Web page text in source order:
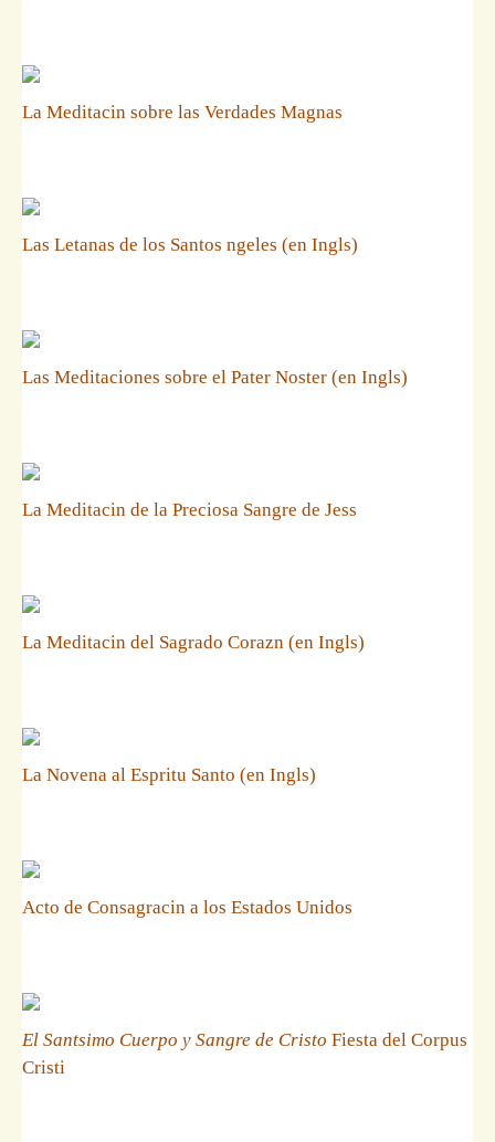
La Meditacin sobre las Verdades Magnas
Las Letanas de los Santos ngeles (en Ingls)
Las Meditaciones sobre el Pater Noster (en Ingls)
La Meditacin de la Preciosa Sangre de Jess
La Meditacin del Sagrado Corazn (en Ingls)
La Novena al Espritu Santo (en Ingls)
Acto de Consagracin a los Estados Unidos
El Santsimo Cuerpo y Sangre de Cristo Fiesta del Corpus
Cristi